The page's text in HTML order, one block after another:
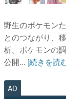
野生のポケモン
とのつながり、
析。ポケモンの
公開... [続きを読
AD